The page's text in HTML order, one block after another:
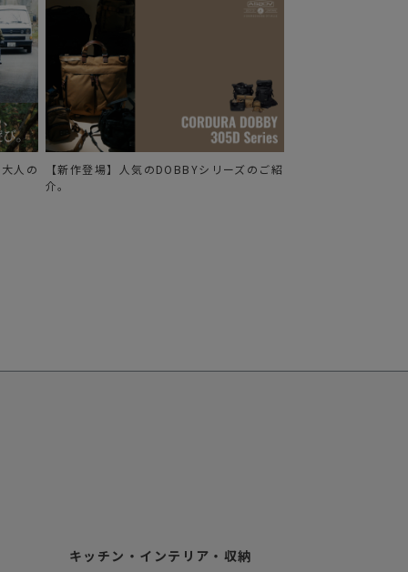
人の
【新作登場】人気のDOBBYシリーズのご紹
介。
キッチン・インテリア・収納